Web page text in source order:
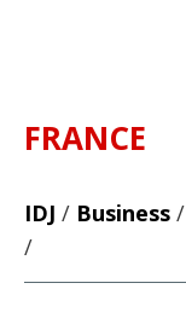
FRANCE
IDJ / Business /
/